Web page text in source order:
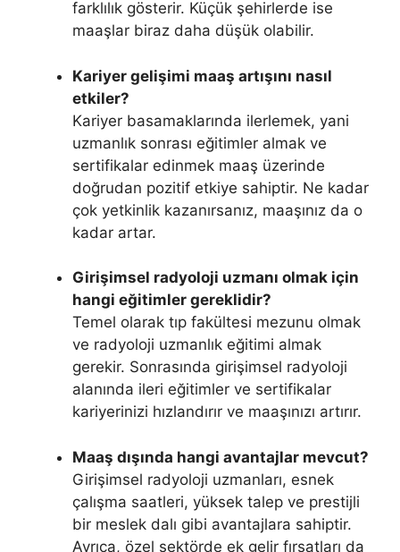
farklılık gösterir. Küçük şehirlerde ise
maaşlar biraz daha düşük olabilir.
Kariyer gelişimi maaş artışını nasıl
etkiler?
Kariyer basamaklarında ilerlemek, yani
uzmanlık sonrası eğitimler almak ve
sertifikalar edinmek maaş üzerinde
doğrudan pozitif etkiye sahiptir. Ne kadar
çok yetkinlik kazanırsanız, maaşınız da o
kadar artar.
Girişimsel radyoloji uzmanı olmak için
hangi eğitimler gereklidir?
Temel olarak tıp fakültesi mezunu olmak
ve radyoloji uzmanlık eğitimi almak
gerekir. Sonrasında girişimsel radyoloji
alanında ileri eğitimler ve sertifikalar
kariyerinizi hızlandırır ve maaşınızı artırır.
Maaş dışında hangi avantajlar mevcut?
Girişimsel radyoloji uzmanları, esnek
çalışma saatleri, yüksek talep ve prestijli
bir meslek dalı gibi avantajlara sahiptir.
Ayrıca, özel sektörde ek gelir fırsatları da